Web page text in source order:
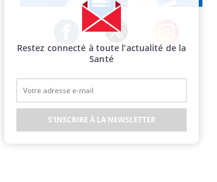
Facebook Twitter Instagram
Restez connecté à toute l’actualité de la
Santé
S'INSCRIRE À LA NEWSLETTER